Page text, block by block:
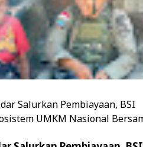
Satgas Kepolisian Ops